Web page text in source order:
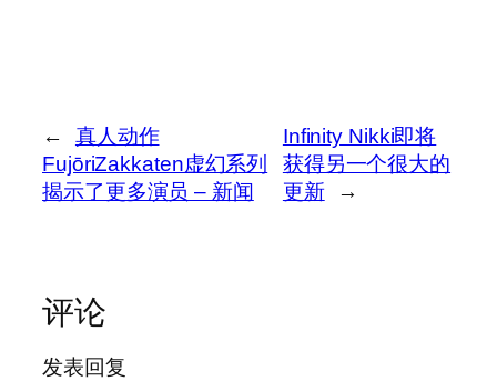
←
真人动作
FujōriZakkaten虚幻系列
揭示了更多演员 – 新闻
Infinity Nikki即将
获得另一个很大的
更新
→
评论
发表回复